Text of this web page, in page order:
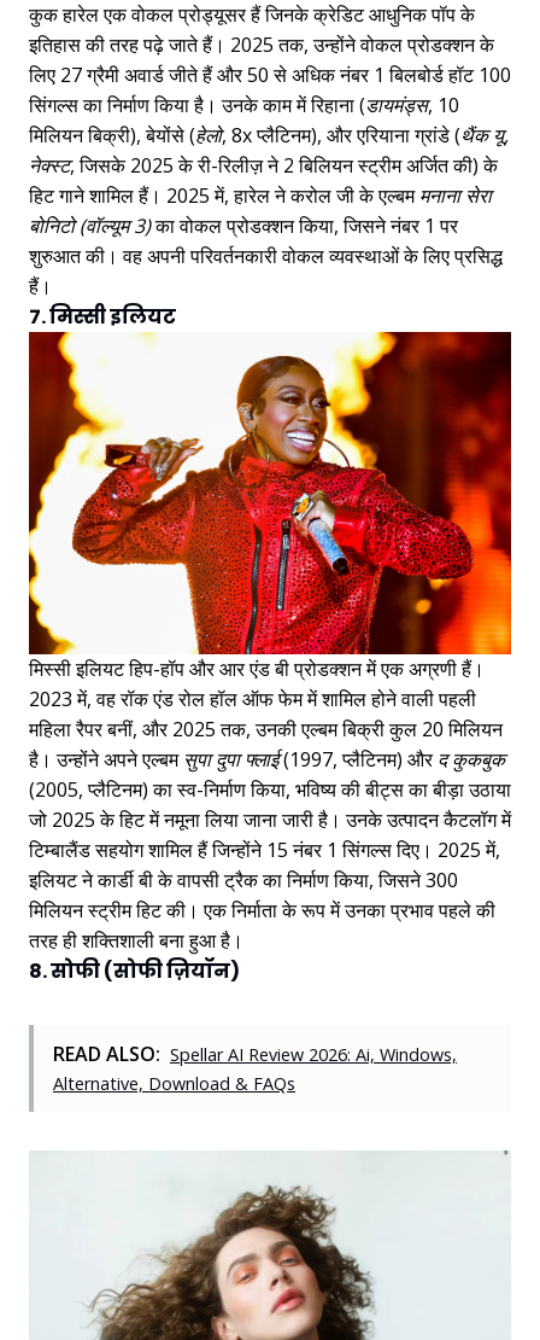
कुक हारेल एक वोकल प्रोड्यूसर हैं जिनके क्रेडिट आधुनिक पॉप के
इतिहास की तरह पढ़े जाते हैं। 2025 तक, उन्होंने वोकल प्रोडक्शन के
लिए 27 ग्रैमी अवार्ड जीते हैं और 50 से अधिक नंबर 1 बिलबोर्ड हॉट 100
सिंगल्स का निर्माण किया है। उनके काम में रिहाना (डायमंड्स, 10
मिलियन बिक्री), बेयोंसे (हेलो, 8x प्लैटिनम), और एरियाना ग्रांडे (थैंक यू,
नेक्स्ट, जिसके 2025 के री-रिलीज़ ने 2 बिलियन स्ट्रीम अर्जित की) के
हिट गाने शामिल हैं। 2025 में, हारेल ने करोल जी के एल्बममनाना सेरा
बोनिटो (वॉल्यूम 3)का वोकल प्रोडक्शन किया, जिसने नंबर 1 पर
शुरुआत की। वह अपनी परिवर्तनकारी वोकल व्यवस्थाओं के लिए प्रसिद्ध
हैं।
7. मिस्सी इलियट
मिस्सी इलियट हिप-हॉप और आर एंड बी प्रोडक्शन में एक अग्रणी हैं।
2023 में, वह रॉक एंड रोल हॉल ऑफ फेम में शामिल होने वाली पहली
महिला रैपर बनीं, और 2025 तक, उनकी एल्बम बिक्री कुल 20 मिलियन
है। उन्होंने अपने एल्बम सुपा दुपा फ्लाई(1997, प्लैटिनम) औरद कुकबुक
(2005, प्लैटिनम) का स्व-निर्माण किया, भविष्य की बीट्स का बीड़ा उठाया
जो 2025 के हिट में नमूना लिया जाना जारी है। उनके उत्पादन कैटलॉग में
टिम्बालैंड सहयोग शामिल हैं जिन्होंने 15 नंबर 1 सिंगल्स दिए। 2025 में,
इलियट ने कार्डी बी के वापसी ट्रैक का निर्माण किया, जिसने 300
मिलियन स्ट्रीम हिट की। एक निर्माता के रूप में उनका प्रभाव पहले की
तरह ही शक्तिशाली बना हुआ है।
8. सोफी (सोफी ज़ियॉन)
READ ALSO: Spellar AI Review 2026: Ai, Windows,
Alternative, Download & FAQs